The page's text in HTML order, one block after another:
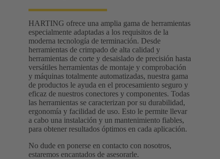
HARTING ofrece una amplia gama de herramientas
especialmente adaptadas a los requisitos de la
moderna tecnología de terminación. Desde
herramientas de crimpado de alta calidad y
herramientas de corte y desaislado de precisión hasta
versátiles herramientas de montaje y comprobación
y máquinas totalmente automatizadas, nuestra gama
de productos le ayuda en el procesamiento seguro y
eficaz de nuestros conectores y componentes. Todas
las herramientas se caracterizan por su durabilidad,
ergonomía y facilidad de uso. Esto le permite llevar
a cabo una instalación y un mantenimiento fiables,
para obtener resultados óptimos en cada aplicación.
No dude en ponerse en contacto con nosotros,
estaremos encantados de asesorarle.